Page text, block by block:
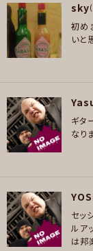
プレイヤー参加予定
ギター
好きなアーティスト
BUMP OF CHICKEN
ficial髭男dism、
好きなジャンル
ポップス , ロック , フ
プレイヤー参加予定
sky
初め
いと
ギター
好きなアーティスト
ドッケン ラット オ
プレイヤー参加予定
ギタ
なり
ギター , ドラム
好きなアーティスト
Nile Rodgers Hiram
セッ
ルア
は邦